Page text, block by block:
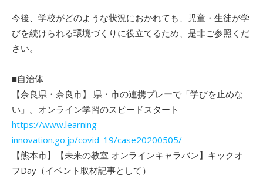
今後、学校がどのような状況におかれても、児童・生徒が学
びを続けられる環境づくりに役立てるため、是非ご参照くだ
さい。
■自治体
【奈良県・奈良市】 県・市の連携プレーで「学びを止めな
い」。オンライン学習のスピードスタート
https://www.learning-
innovation.go.jp/covid_19/case20200505/
【熊本市】【未来の教室 オンラインキャラバン】キックオ
フDay（イベント取材記事として）